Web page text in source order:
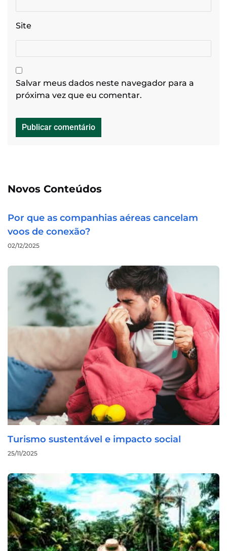
Site
Salvar meus dados neste navegador para a
próxima vez que eu comentar.
Novos Conteúdos
Por que as companhias aéreas cancelam
voos de conexão?
02/12/2025
Turismo sustentável e impacto social
25/11/2025